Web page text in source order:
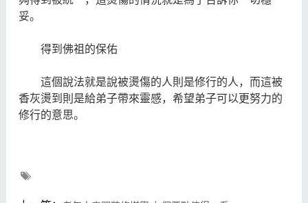
妥。
得到佛祖的保佑
這個說法就是說被燙傷的人則是修行的人，而這被
香灰燙到則是給弟子帶來靈感，希望弟子可以更努力的
修行的意思。